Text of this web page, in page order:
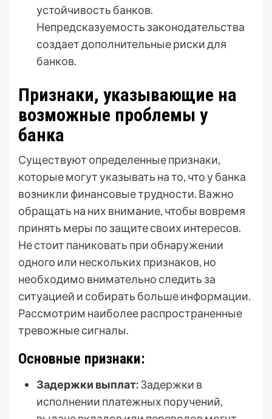
устойчивость банков.
Непредсказуемость законодательства
создает дополнительные риски для
банков.
Признаки, указывающие на
возможные проблемы у
банка
Существуют определенные признаки,
которые могут указывать на то, что у банка
возникли финансовые трудности. Важно
обращать на них внимание, чтобы вовремя
принять меры по защите своих интересов.
Не стоит паниковать при обнаружении
одного или нескольких признаков, но
необходимо внимательно следить за
ситуацией и собирать больше информации.
Рассмотрим наиболее распространенные
тревожные сигналы.
Основные признаки:
Задержки выплат:Задержки в
исполнении платежных поручений,